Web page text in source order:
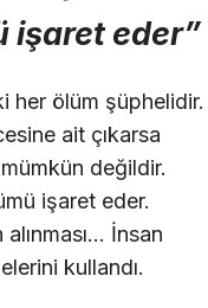
işaret eder”
her ölüm şüphelidir.
ait çıkarsa
değildir.
işaret eder.
İnsan
kullandı.